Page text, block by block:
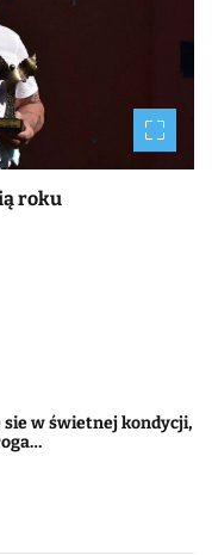
roku
w świetnej kondycji,